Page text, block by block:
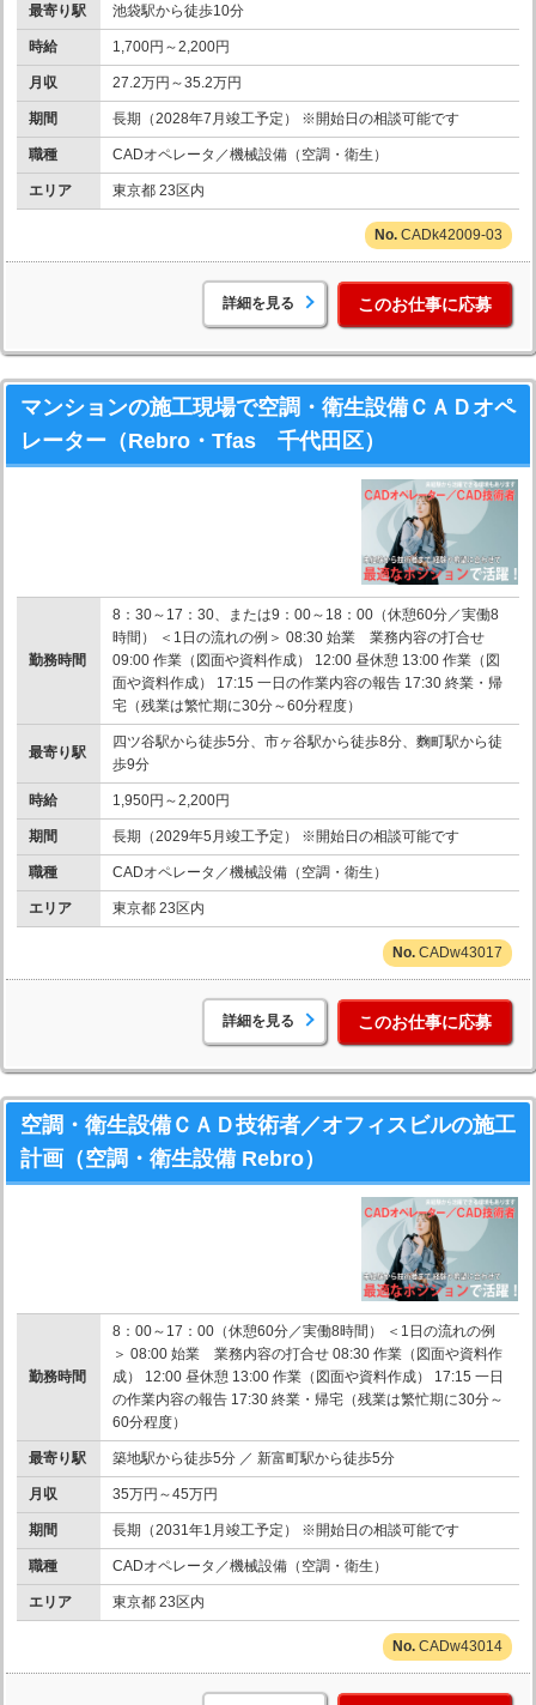
最寄り駅 池袋駅から徒歩10分
時給 1,700円～2,200円
月収 27.2万円～35.2万円
期間 長期（2028年7月竣工予定） ※開始日の相談可能です
職種 CADオペレータ／機械設備（空調・衛生）
エリア 東京都 23区内
CADk42009-03
詳細を見る このお仕事に応募
マンションの施工現場で空調・衛生設備ＣＡＤオペ
レーター（Rebro・Tfas 千代田区）
勤務時間
8：30～17：30、または9：00～18：00（休憩60分／実働8
時間） ＜1日の流れの例＞ 08:30 始業 業務内容の打合せ
09:00 作業（図面や資料作成） 12:00 昼休憩 13:00 作業（図
面や資料作成） 17:15 一日の作業内容の報告 17:30 終業・帰
宅（残業は繁忙期に30分～60分程度）
最寄り駅
四ツ谷駅から徒歩5分、市ヶ谷駅から徒歩8分、麴町駅から徒
歩9分
時給 1,950円～2,200円
期間 長期（2029年5月竣工予定） ※開始日の相談可能です
職種 CADオペレータ／機械設備（空調・衛生）
エリア 東京都 23区内
CADw43017
詳細を見る このお仕事に応募
空調・衛生設備ＣＡＤ技術者／オフィスビルの施工
計画（空調・衛生設備 Rebro）
勤務時間
8：00～17：00（休憩60分／実働8時間） ＜1日の流れの例
＞ 08:00 始業 業務内容の打合せ 08:30 作業（図面や資料作
成） 12:00 昼休憩 13:00 作業（図面や資料作成） 17:15 一日
の作業内容の報告 17:30 終業・帰宅（残業は繁忙期に30分～
60分程度）
最寄り駅 築地駅から徒歩5分 ／ 新富町駅から徒歩5分
月収 35万円～45万円
期間 長期（2031年1月竣工予定） ※開始日の相談可能です
職種 CADオペレータ／機械設備（空調・衛生）
エリア 東京都 23区内
CADw43014